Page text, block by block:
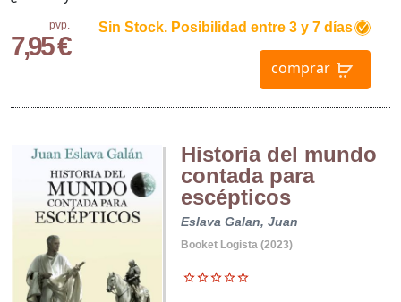
pvp.
7,95 €
Sin Stock. Posibilidad entre 3 y 7 días
comprar
Historia del mundo
contada para
escépticos
Eslava Galan, Juan
Booket Logista (2023)